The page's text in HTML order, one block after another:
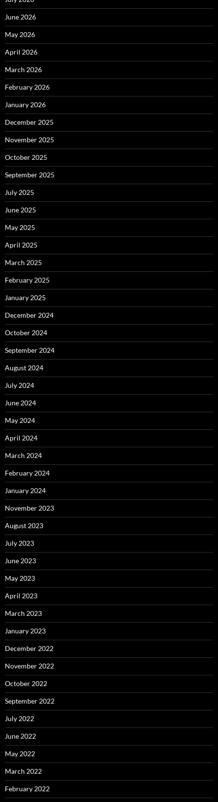
June 2026
May 2026
April 2026
March 2026
February 2026
January 2026
December 2025
November 2025
October 2025
September 2025
July 2025
June 2025
May 2025
April 2025
March 2025
February 2025
January 2025
December 2024
October 2024
September 2024
August 2024
July 2024
June 2024
May 2024
April 2024
March 2024
February 2024
January 2024
November 2023
August 2023
July 2023
June 2023
May 2023
April 2023
March 2023
January 2023
December 2022
November 2022
October 2022
September 2022
July 2022
June 2022
May 2022
March 2022
February 2022